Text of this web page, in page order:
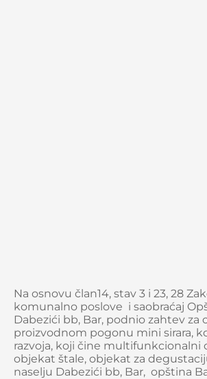
Na osnovu član14, stav 3 i 23, 28
komunalno poslove i saobraćaj
Dabezići bb, Bar, podnio zahtev
proizvodnom pogonu mini sirara,
razvoja, koji čine multifunkcionalni
objekat štale, objekat za
naselju Dabezići bb, Bar, opština